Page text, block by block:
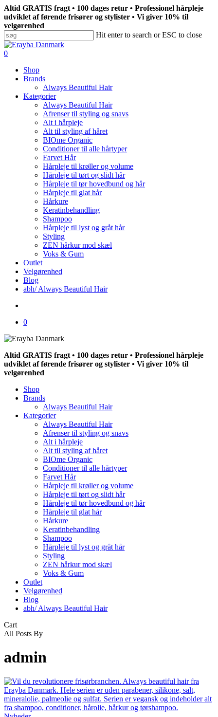
Skip
to
main
content
Altid GRATIS fragt • 100 dages retur • Professionel hårpleje
udviklet af førende frisører og stylister • Vi giver 10% til
velgørenhed
Hit enter to search or ESC to close
Close
Search
search
0
Shop
Brands
Always Beautiful Hair
Kategorier
Always Beautiful Hair
Afrenser til styling og snavs
Alt i hårpleje
Alt til styling af håret
BIOme Organic
Conditioner til alle hårtyper
Farvet Hår
Hårpleje til krøller og volume
Hårpleje til tørt og slidt hår
Hårpleje til tør hovedbund og hår
Hårpleje til glat hår
Hårkure
Keratinbehandling
Shampoo
Hårpleje til lyst og gråt hår
Styling
ZEN hårkur mod skæl
Voks & Gum
Outlet
Velgørenhed
Blog
abh/ Always Beautiful Hair
0
Altid GRATIS fragt • 100 dages retur • Professionel hårpleje
udviklet af førende frisører og stylister • Vi giver 10% til
velgørenhed
Shop
Brands
Always Beautiful Hair
Kategorier
Always Beautiful Hair
Afrenser til styling og snavs
Alt i hårpleje
Alt til styling af håret
BIOme Organic
Conditioner til alle hårtyper
Farvet Hår
Hårpleje til krøller og volume
Hårpleje til tørt og slidt hår
Hårpleje til tør hovedbund og hår
Hårpleje til glat hår
Hårkure
Keratinbehandling
Shampoo
Hårpleje til lyst og gråt hår
Styling
ZEN hårkur mod skæl
Voks & Gum
Outlet
Velgørenhed
Blog
abh/ Always Beautiful Hair
CartClose
Cart
All Posts By
admin